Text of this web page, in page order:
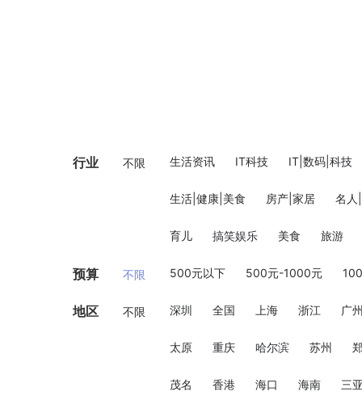
行业 不限 生活资讯 IT科技 IT|数码|科技
生活|健康|美食 房产|家居 名人
育儿 搞笑娱乐 美食 旅游
预算 不限 500元以下 500元-1000元
地区 不限 深圳 全国 上海 浙江 广
太原 重庆 哈尔滨 苏州
茂名 香港 海口 海南 三